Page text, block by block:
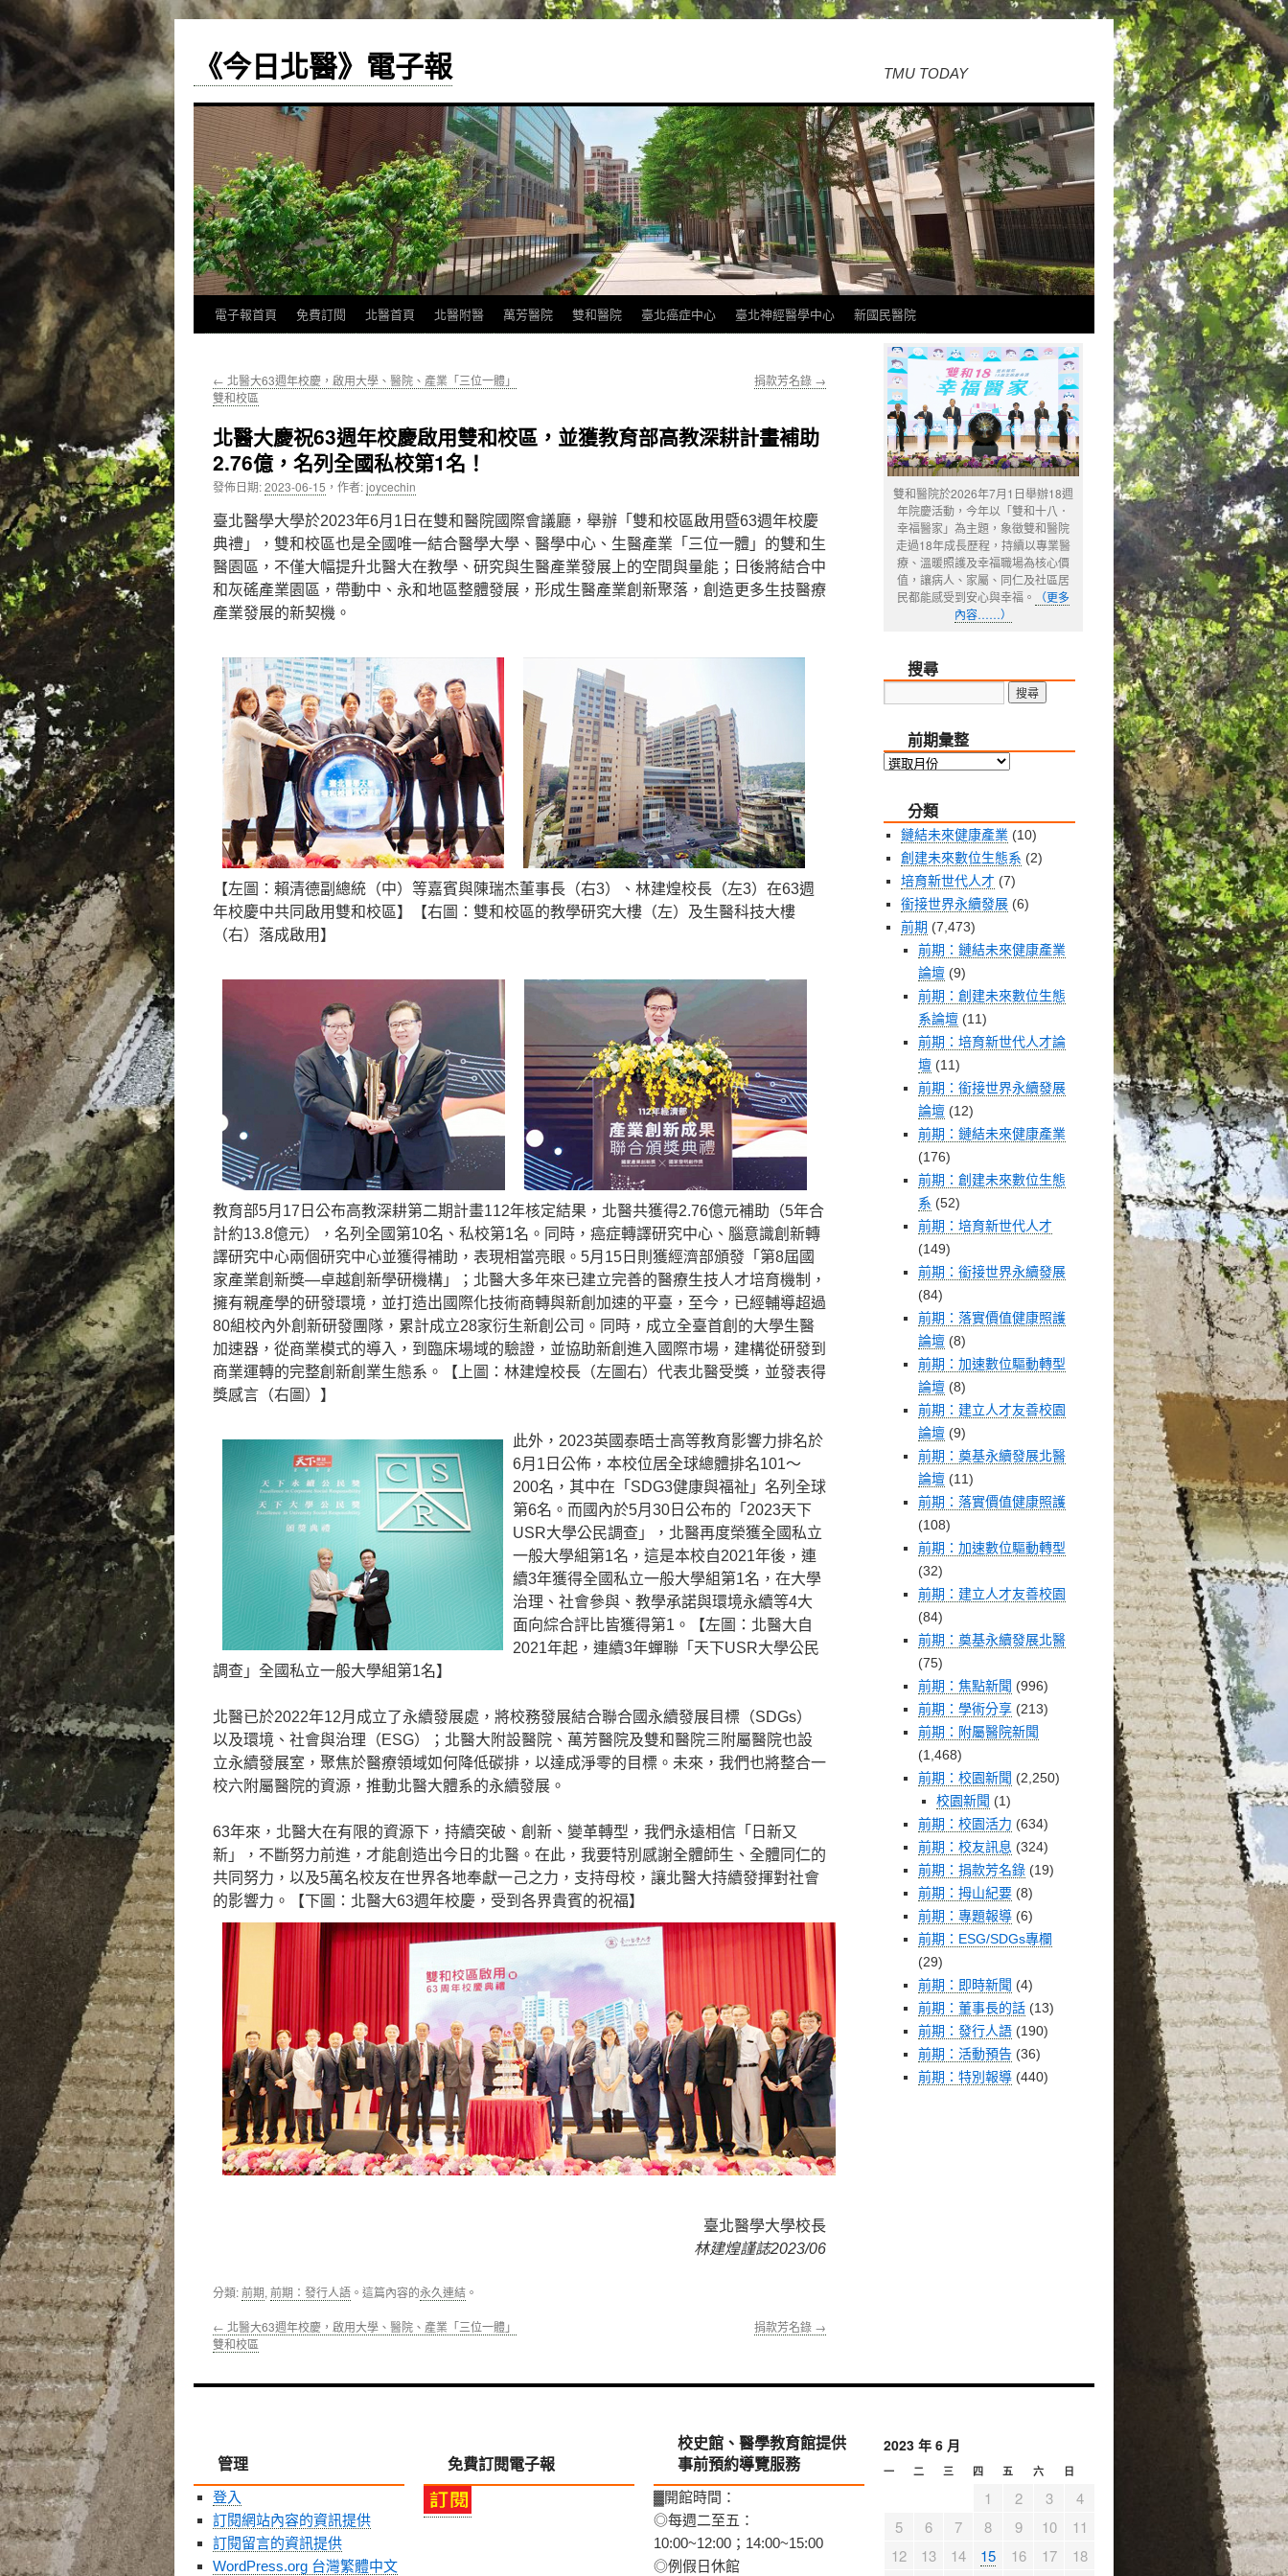
《今日北醫》電子報 TMU TODAY
跳
主
內
容
電子報首頁 免費訂閱 北醫首頁 北醫附醫 萬芳醫院 雙和醫院 臺北癌症中心 臺北神經醫學中心 新國民醫院
← 北醫大63週年校慶，啟用大學、醫院、產業「三位一體」
雙和校區
捐款芳名錄 →
北醫大慶祝63週年校慶啟用雙和校區，並獲教育部高教深耕計畫補助
2.76億，名列全國私校第1名！
發佈日期:2023-06-15 ， 作者:joycechin
臺北醫學大學於2023年6月1日在雙和醫院國際會議廳，舉辦「雙和校區啟用暨63週年校慶
典禮」，雙和校區也是全國唯一結合醫學大學、醫學中心、生醫產業「三位一體」的雙和生
醫園區，不僅大幅提升北醫大在教學、研究與生醫產業發展上的空間與量能；日後將結合中
和灰磘產業園區，帶動中、永和地區整體發展，形成生醫產業創新聚落，創造更多生技醫療
產業發展的新契機。
【左圖：賴清德副總統（中）等嘉賓與陳瑞杰董事長（右3）、林建煌校長（左3）在63週
年校慶中共同啟用雙和校區】【右圖：雙和校區的教學研究大樓（左）及生醫科技大樓
（右）落成啟用】
教育部5月17日公布高教深耕第二期計畫112年核定結果，北醫共獲得2.76億元補助（5年合
計約13.8億元），名列全國第10名、私校第1名。同時，癌症轉譯研究中心、腦意識創新轉
譯研究中心兩個研究中心並獲得補助，表現相當亮眼。5月15日則獲經濟部頒發「第8屆國
家產業創新獎—卓越創新學研機構」；北醫大多年來已建立完善的醫療生技人才培育機制，
擁有親產學的研發環境，並打造出國際化技術商轉與新創加速的平臺，至今，已經輔導超過
80組校內外創新研發團隊，累計成立28家衍生新創公司。同時，成立全臺首創的大學生醫
加速器，從商業模式的導入，到臨床場域的驗證，並協助新創進入國際市場，建構從研發到
商業運轉的完整創新創業生態系。【上圖：林建煌校長（左圖右）代表北醫受獎，並發表得
獎感言（右圖）】
此外，2023英國泰晤士高等教育影響力排名於
6月1日公佈，本校位居全球總體排名101～
200名，其中在「SDG3健康與福祉」名列全球
第6名。而國內於5月30日公布的「2023天下
USR大學公民調查」，北醫再度榮獲全國私立
一般大學組第1名，這是本校自2021年後，連
續3年獲得全國私立一般大學組第1名，在大學
治理、社會參與、教學承諾與環境永續等4大
面向綜合評比皆獲得第1。【左圖：北醫大自
2021年起，連續3年蟬聯「天下USR大學公民
調查」全國私立一般大學組第1名】
北醫已於2022年12月成立了永續發展處，將校務發展結合聯合國永續發展目標（SDGs）
以及環境、社會與治理（ESG）；北醫大附設醫院、萬芳醫院及雙和醫院三附屬醫院也設
立永續發展室，聚焦於醫療領域如何降低碳排，以達成淨零的目標。未來，我們也將整合一
校六附屬醫院的資源，推動北醫大體系的永續發展。
63年來，北醫大在有限的資源下，持續突破、創新、變革轉型，我們永遠相信「日新又
新」，不斷努力前進，才能創造出今日的北醫。在此，我要特別感謝全體師生、全體同仁的
共同努力，以及5萬名校友在世界各地奉獻一己之力，支持母校，讓北醫大持續發揮對社會
的影響力。【下圖：北醫大63週年校慶，受到各界貴賓的祝福】
臺北醫學大學校長
林建煌謹誌2023/06
分類:前期, 前期：發行人語 。這篇內容的永久連結 。
← 北醫大63週年校慶，啟用大學、醫院、產業「三位一體」
雙和校區
捐款芳名錄 →
雙和醫院於2026年7月1日舉辦18週
年院慶活動，今年以「雙和十八．
幸福醫家」為主題，象徵雙和醫院
走過18年成長歷程，持續以專業醫
療、溫暖照護及幸福職場為核心價
值，讓病人、家屬、同仁及社區居
民都能感受到安心與幸福。
（更多
內容……）
搜尋
前期彙整
前
整
分類
鏈結未來健康產業 (10)
創建未來數位生態系 (2)
培育新世代人才 (7)
銜接世界永續發展 (6)
前期 (7,473)
前期：鏈結未來健康產業
論壇 (9)
前期：創建未來數位生態
系論壇 (11)
前期：培育新世代人才論
壇 (11)
前期：銜接世界永續發展
論壇 (12)
前期：鏈結未來健康產業
(176)
前期：創建未來數位生態
系 (52)
前期：培育新世代人才
(149)
前期：銜接世界永續發展
(84)
前期：落實價值健康照護
論壇 (8)
前期：加速數位驅動轉型
論壇 (8)
前期：建立人才友善校園
論壇 (9)
前期：奠基永續發展北醫
論壇 (11)
前期：落實價值健康照護
(108)
前期：加速數位驅動轉型
(32)
前期：建立人才友善校園
(84)
前期：奠基永續發展北醫
(75)
前期：焦點新聞 (996)
前期：學術分享 (213)
前期：附屬醫院新聞
(1,468)
前期：校園新聞 (2,250)
校園新聞 (1)
前期：校園活力 (634)
前期：校友訊息 (324)
前期：捐款芳名錄 (19)
前期：拇山紀要 (8)
前期：專題報導 (6)
前期：ESG/SDGs專欄
(29)
前期：即時新聞 (4)
前期：董事長的話 (13)
前期：發行人語 (190)
前期：活動預告 (36)
前期：特別報導 (440)
管理
登入
訂閱網站內容的資訊提供
訂閱留言的資訊提供
WordPress.org 台灣繁體中文
免費訂閱電子報
校史館、醫學教育館提供
事前預約導覽服務
▓開館時間：
◎每週二至五：
10:00~12:00；14:00~15:00
◎例假日休館
2023 年 6 月
一 二 三 四 五 六 日
1 2 3
4
5
6 7 8 9 10
11
12
13 14 15 16 17
18